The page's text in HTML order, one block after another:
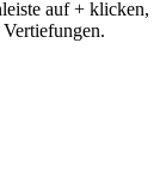
auf + klicken,